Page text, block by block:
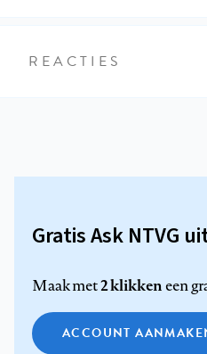
REACTIES
Gratis Ask NTVG
Maak met2 klikkeneen
ACCOUNT